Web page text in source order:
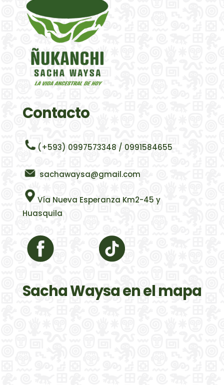
Contacto
(+593) 0997573348 / 0991584655
sachawaysa@gmail.com
Vía Nueva Esperanza Km2-45 y
Huasquila
Sacha Waysa en el mapa